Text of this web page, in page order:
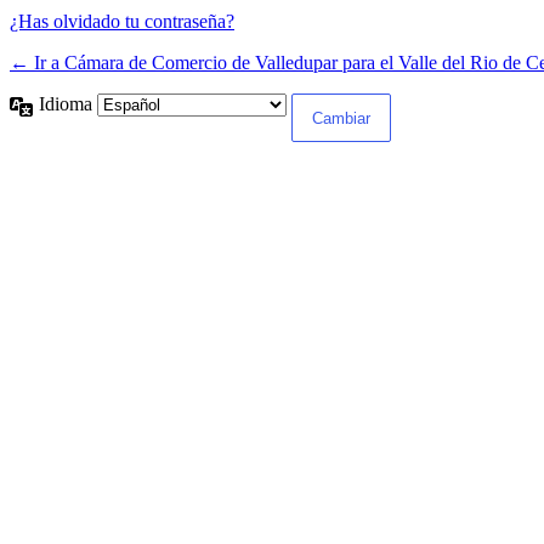
¿Has olvidado tu contraseña?
← Ir a Cámara de Comercio de Valledupar para el Valle del Rio de
Idioma